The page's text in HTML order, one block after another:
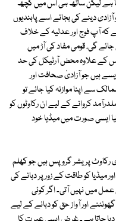
دیتا ہے لیکن ساتھ ہی اس میں کچھ
دینے کی بجائے اسے پابندیوں
آپ فوج اور عدلیہ کے خلاف
گی، قومی مفاد کی آڑ میں
اس کے علاوہ محض آرٹیکل کی حد
ہیں جو آزادیٔ صحافت اور
ممالک سے اپنا موازنہ کیا جائے تو
سے عملدرآمد کروانے کے لیے ان رکاوٹوں کو
ایسی صورت میں میڈیا خود
میں دوسری بڑی رکاوٹ پریشر گروپس ہیں جو کھلم
ہیں اور میڈیا کو طاقت کے زور پر دبانے کی
میں نہیں آتی۔ اگر کوئی
اور آواز حق کو دبانے کے لیے